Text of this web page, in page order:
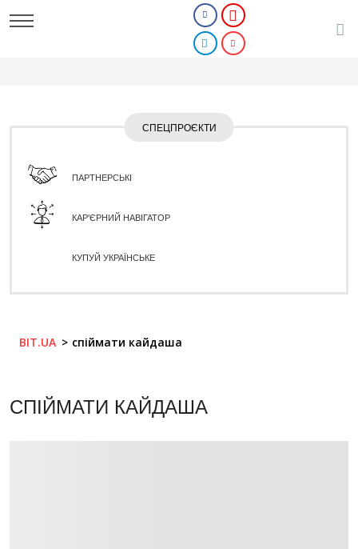
СПЕЦПРОЄКТИ
ПАРТНЕРСЬКІ
КАР'ЄРНИЙ НАВІГАТОР
КУПУЙ УКРАЇНСЬКЕ
BIT.UA спіймати кайдаша
СПІЙМАТИ КАЙДАША